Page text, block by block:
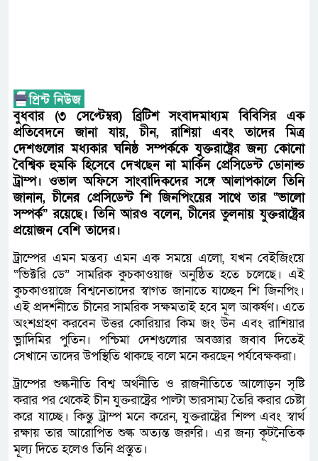
বুধবার (৩ সেপ্টেম্বর) ব্রিটিশ সংবাদমাধ্যম বিবিসির এক
প্রতিবেদনে জানা যায়, চীন, রাশিয়া এবং তাদের মিত্র
দেশগুলোর মধ্যকার ঘনিষ্ঠ সম্পর্ককে যুক্তরাষ্ট্রের জন্য কোনো
বৈশ্বিক হুমকি হিসেবে দেখছেন না মার্কিন প্রেসিডেন্ট ডোনাল্ড
ট্রাম্প। ওভাল অফিসে সাংবাদিকদের সঙ্গে আলাপকালে তিনি
জানান, চীনের প্রেসিডেন্ট শি জিনপিংয়ের সাথে তার “ভালো
সম্পর্ক” রয়েছে। তিনি আরও বলেন, চীনের তুলনায় যুক্তরাষ্ট্রের
প্রয়োজন বেশি তাদের।
ট্রাম্পের এমন মন্তব্য এমন এক সময়ে এলো, যখন বেইজিংয়ে
“ভিক্টরি ডে” সামরিক কুচকাওয়াজ অনুষ্ঠিত হতে চলেছে। এই
কুচকাওয়াজে বিশ্বনেতাদের স্বাগত জানাতে যাচ্ছেন শি জিনপিং।
এই প্রদর্শনীতে চীনের সামরিক সক্ষমতাই হবে মূল আকর্ষণ। এতে
অংশগ্রহণ করবেন উত্তর কোরিয়ার কিম জং উন এবং রাশিয়ার
ভ্লাদিমির পুতিন। পশ্চিমা দেশগুলোর অবজ্ঞার জবাব দিতেই
সেখানে তাদের উপস্থিতি থাকছে বলে মনে করছেন পর্যবেক্ষকরা।
ট্রাম্পের শুল্কনীতি বিশ্ব অর্থনীতি ও রাজনীতিতে আলোড়ন সৃষ্টি
করার পর থেকেই চীন যুক্তরাষ্ট্রের পাল্টা ভারসাম্য তৈরি করার চেষ্টা
করে যাচ্ছে। কিন্তু ট্রাম্প মনে করেন, যুক্তরাষ্ট্রের শিল্প এবং স্বার্থ
রক্ষায় তার আরোপিত শুল্ক অত্যন্ত জরুরি। এর জন্য কূটনৈতিক
মূল্য দিতে হলেও তিনি প্রস্তুত।